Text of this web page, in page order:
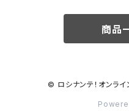
商品
© ロシナンテ！オンラ